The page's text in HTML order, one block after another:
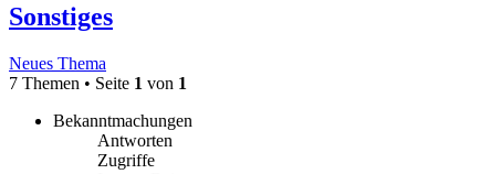
Sonstiges
Neues Thema
7 Themen • Seite 1 von 1
Bekanntmachungen
Antworten
Zugriffe